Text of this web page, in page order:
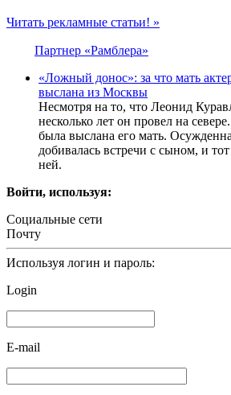
Читать рекламные статьи! »
Партнер «Рамблера»
«Ложный донос»: за что мать
выслана из Москвы
Несмотря на то, что Леонид
несколько лет он провел на
была выслана его мать.
добивалась встречи с сыном, и
ней.
Войти, используя:
Социальные сети
Почту
Используя логин и пароль:
Login
E-mail